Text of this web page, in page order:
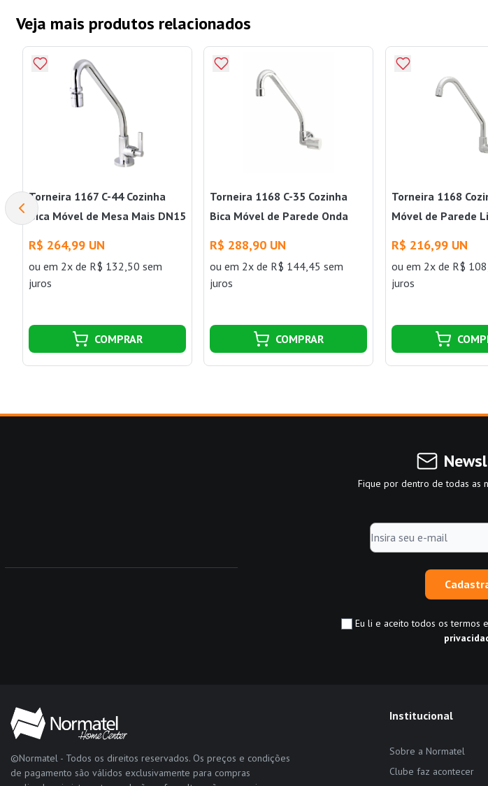
Veja mais produtos relacionados
Torneira 1167 C-44 Cozinha
Bica Móvel de Mesa Mais DN15
R$ 264,99 UN
ou em 2x de R$ 132,50 sem
juros
COMPRAR
Torneira 1168 C-35 Cozinha
Bica Móvel de Parede Onda
R$ 288,90 UN
ouem 2x de R$ 144,45 sem
juros
COMPRAR
Torneira 1168
Móvel de Parede
R$ 216,99 UN
ou em 2x de R$
juros
Fique por dentro de todas as
Eu li e aceito todos os termos
©Normatel - Todos os direitos reservados. Os preços e condições
de pagamento são válidos exclusivamente para compras
Institucional
Sobre a Normatel
Clube faz acontecer